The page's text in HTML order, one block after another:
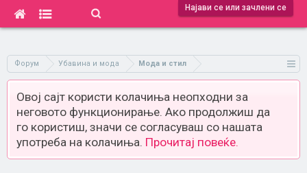
Најави се или зачлени се
Форум Убавина и мода Мода и стил
Овој сајт користи колачиња неопходни за
неговото функционирање. Ако продолжиш да
го користиш, значи се согласуваш со нашата
употреба на колачиња. Прочитај повеќе.